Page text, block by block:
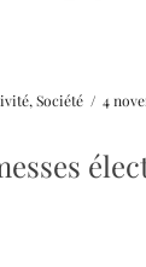
, Société / 4